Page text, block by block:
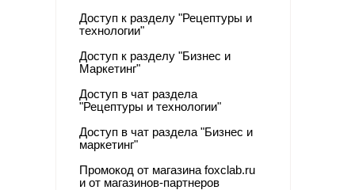
Доступ к разделу "Рецептуры и
технологии"
Доступ к разделу "Бизнес и
Маркетинг"
Доступ в чат раздела
"Рецептуры и технологии"
Доступ в чат раздела "Бизнес и
маркетинг"
Промокод от магазина foxclab.ru
и от магазинов-партнеров